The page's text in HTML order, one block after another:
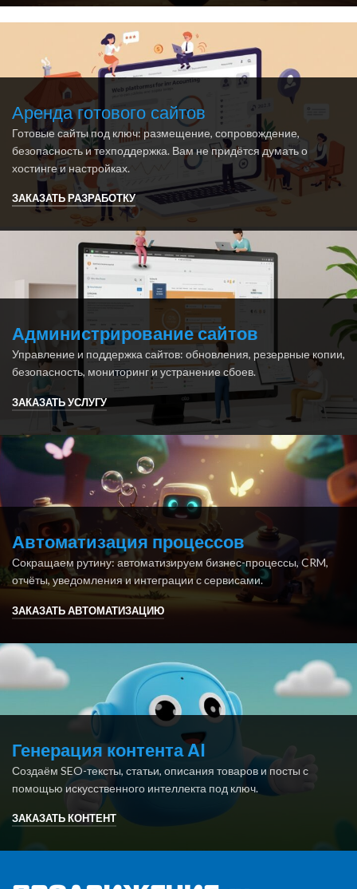
Аренда готового сайтов
Готовые сайты под ключ: размещение, сопровождение,
безопасность и техподдержка. Вам не придётся думать о
хостинге и настройках.
ЗАКАЗАТЬ РАЗРАБОТКУ
Администрирование сайтов
Управление и поддержка сайтов: обновления, резервные копии,
безопасность, мониторинг и устранение сбоев.
ЗАКАЗАТЬ УСЛУГУ
Автоматизация процессов
Сокращаем рутину: автоматизируем бизнес-процессы, CRM,
отчёты, уведомления и интеграции с сервисами.
ЗАКАЗАТЬ АВТОМАТИЗАЦИЮ
Генерация контента AI
Создаём SEO-тексты, статьи, описания товаров и посты с
помощью искусственного интеллекта под ключ.
ЗАКАЗАТЬ КОНТЕНТ